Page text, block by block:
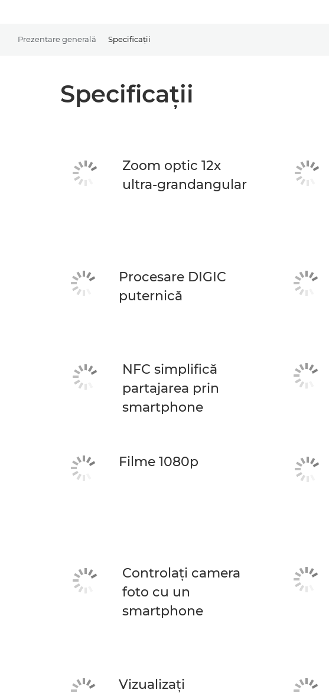
Prezentare generală Specificaţii
Specificaţii
Zoom optic 12x
ultra-grandangular
Procesare DIGIC
puternică
NFC simplifică
partajarea prin
smartphone
Filme 1080p
Controlaţi camera
foto cu un
smartphone
Vizualizaţi